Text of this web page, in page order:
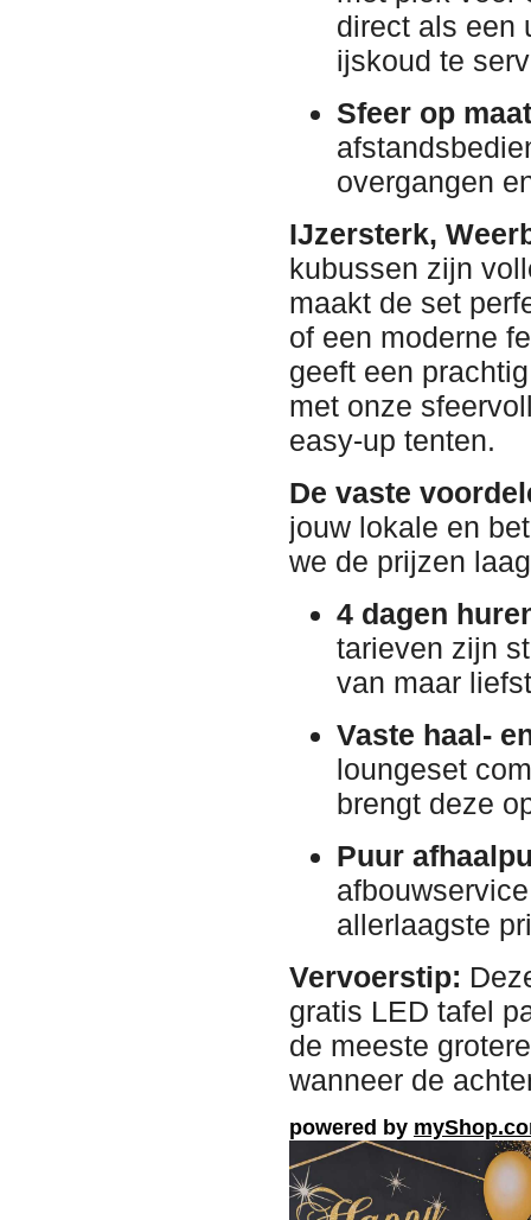
direct als een
ijskoud te
Sfeer op
overgangen
IJzersterk,
kubussen zijn
maakt de set
of een moderne
geeft een
met onze
easy-up tenten.
De vaste
jouw lokale en
we de prijzen
4 dagen
tarieven zijn
van maar
Vaste haal-
loungeset
brengt deze
Puur
allerlaagste
Vervoerstip:
gratis LED tafel
de meeste
wanneer de
powered by